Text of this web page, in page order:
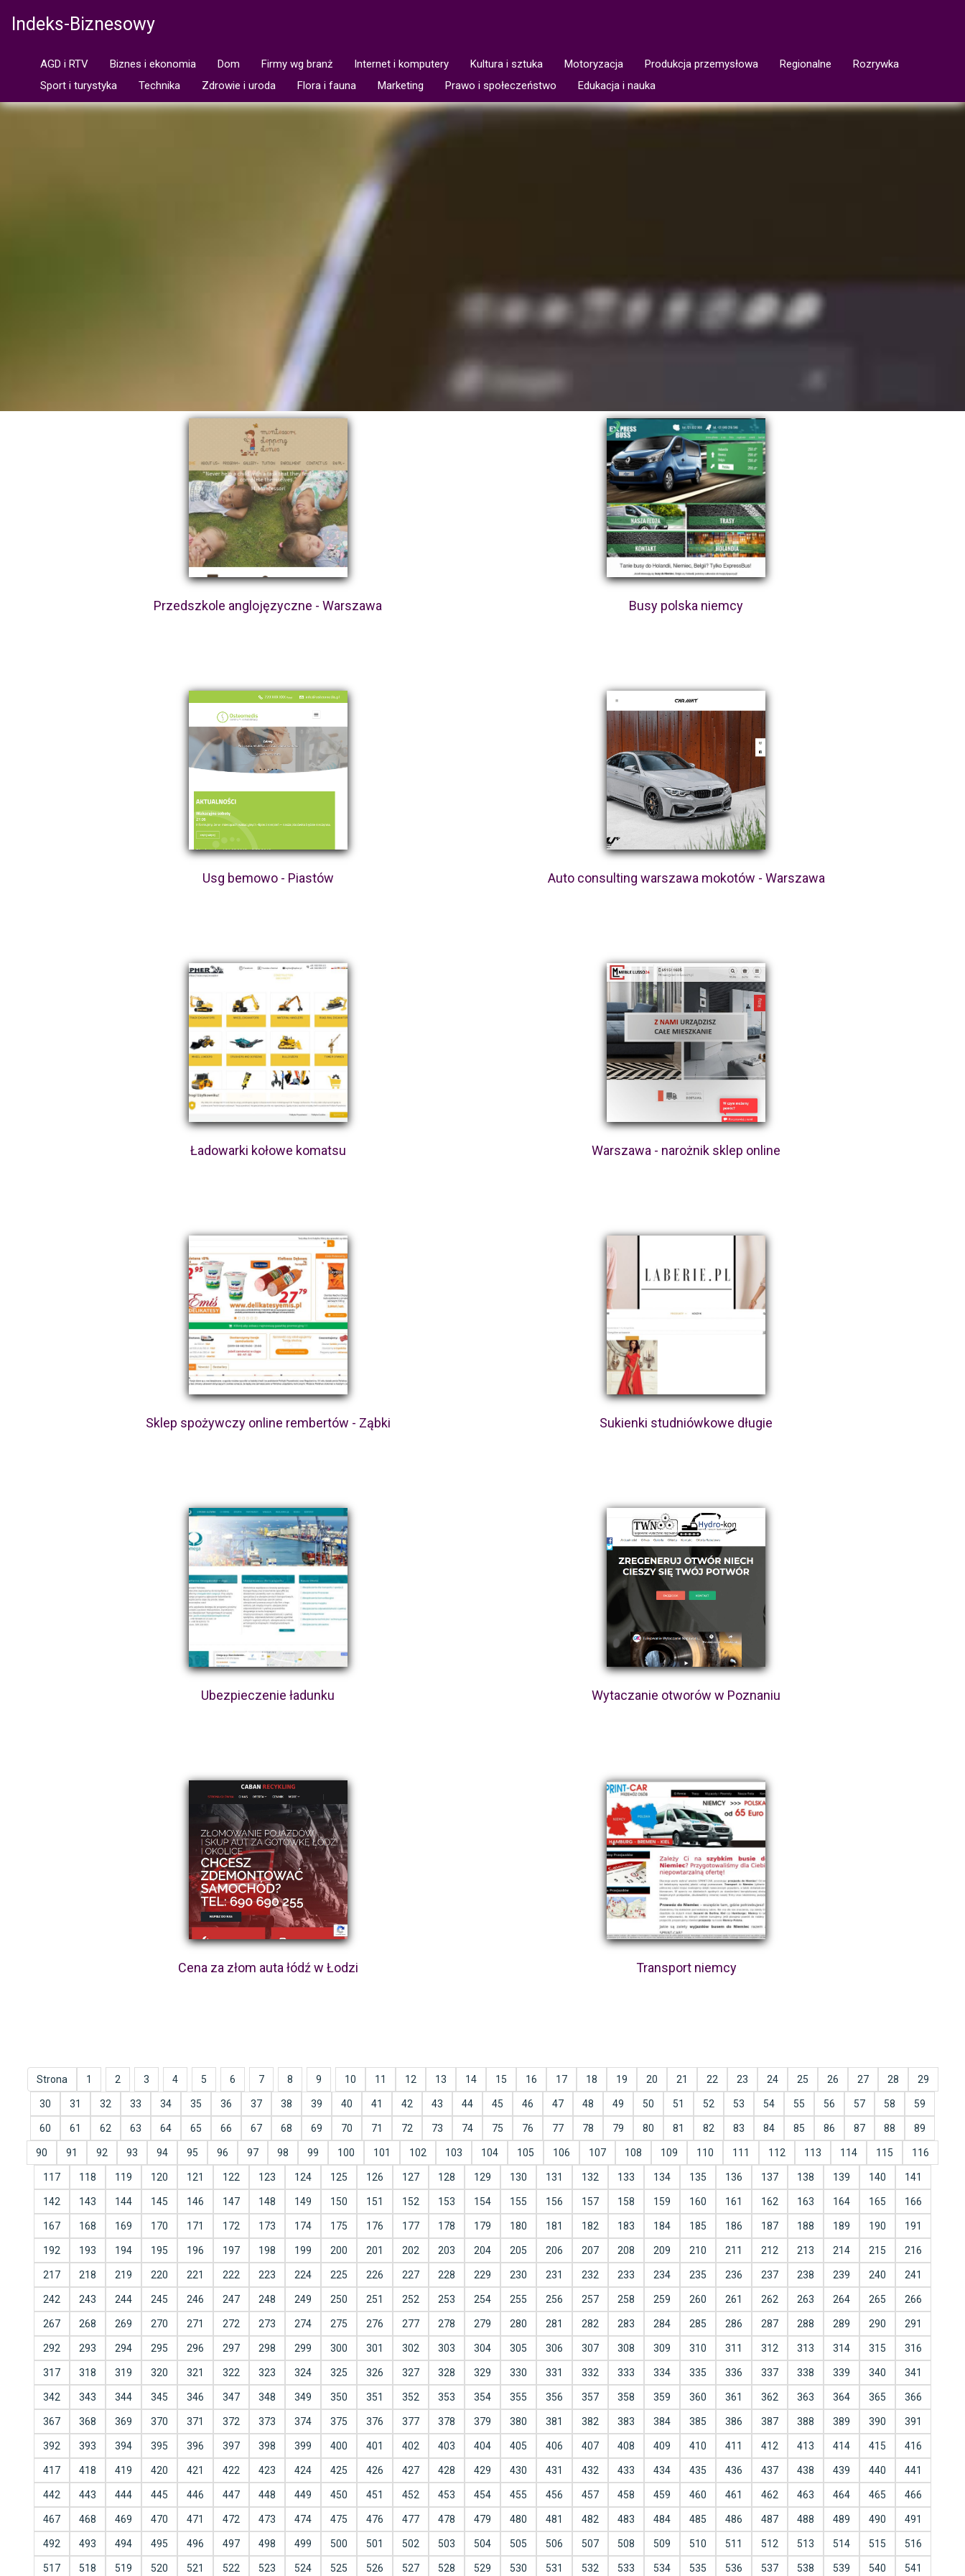
Indeks-Biznesowy
AGD i RTV Biznes i ekonomia Dom Firmy wg branż Internet i komputery Kultura i sztuka Motoryzacja Produkcja przemysłowa Regionalne
Rozrywka
Sport i turystyka
Technika Zdrowie i uroda Flora i fauna Marketing Prawo i społeczeństwo Edukacja i nauka
Przedszkole anglojęzyczne - Warszawa Busy polska niemcy
Usg bemowo - Piastów Auto consulting warszawa mokotów - Warszawa
Ładowarki kołowe komatsu Warszawa - narożnik sklep online
Sklep spożywczy online rembertów - Ząbki Sukienki studniówkowe długie
Ubezpieczenie ładunku Wytaczanie otworów w Poznaniu
Cena za złom auta łódź w Łodzi Transport niemcy
Strona 1 2 3 4 5 6 7 8 9 10 11 12 13 14 15 16 17 18 19 20 21 22 23 24 25 26 27 28 29
30 31 32 33 34 35 36 37 38 39 40 41 42 43 44 45 46 47 48 49 50 51 52 53 54 55 56 57 58 59
60 61 62 63 64 65 66 67 68 69 70 71 72 73 74 75 76 77 78 79 80 81 82 83 84 85 86 87 88 89
90 91 92 93 94 95 96 97 98 99 100 101 102 103 104 105 106 107 108 109 110 111 112 113 114 115 116
117 118 119 120 121 122 123 124 125 126 127 128 129 130 131 132 133 134 135 136 137 138 139 140 141
142 143 144 145 146 147 148 149 150 151 152 153 154 155 156 157 158 159 160 161 162 163 164 165 166
167 168 169 170 171 172 173 174 175 176 177 178 179 180 181 182 183 184 185 186 187 188 189 190 191
192 193 194 195 196 197 198 199 200 201 202 203 204 205 206 207 208 209 210 211 212 213 214 215 216
217 218 219 220 221 222 223 224 225 226 227 228 229 230 231 232 233 234 235 236 237 238 239 240 241
242 243 244 245 246 247 248 249 250 251 252 253 254 255 256 257 258 259 260 261 262 263 264 265 266
267 268 269 270 271 272 273 274 275 276 277 278 279 280 281 282 283 284 285 286 287 288 289 290 291
292 293 294 295 296 297 298 299 300 301 302 303 304 305 306 307 308 309 310 311 312 313 314 315 316
317 318 319 320 321 322 323 324 325 326 327 328 329 330 331 332 333 334 335 336 337 338 339 340 341
342 343 344 345 346 347 348 349 350 351 352 353 354 355 356 357 358 359 360 361 362 363 364 365 366
367 368 369 370 371 372 373 374 375 376 377 378 379 380 381 382 383 384 385 386 387 388 389 390 391
392 393 394 395 396 397 398 399 400 401 402 403 404 405 406 407 408 409 410 411 412 413 414 415 416
417 418 419 420 421 422 423 424 425 426 427 428 429 430 431 432 433 434 435 436 437 438 439 440 441
442 443 444 445 446 447 448 449 450 451 452 453 454 455 456 457 458 459 460 461 462 463 464 465 466
467 468 469 470 471 472 473 474 475 476 477 478 479 480 481 482 483 484 485 486 487 488 489 490 491
492 493 494 495 496 497 498 499 500 501 502 503 504 505 506 507 508 509 510 511 512 513 514 515 516
517 518 519 520 521 522 523 524 525 526 527 528 529 530 531 532 533 534 535 536 537 538 539 540 541